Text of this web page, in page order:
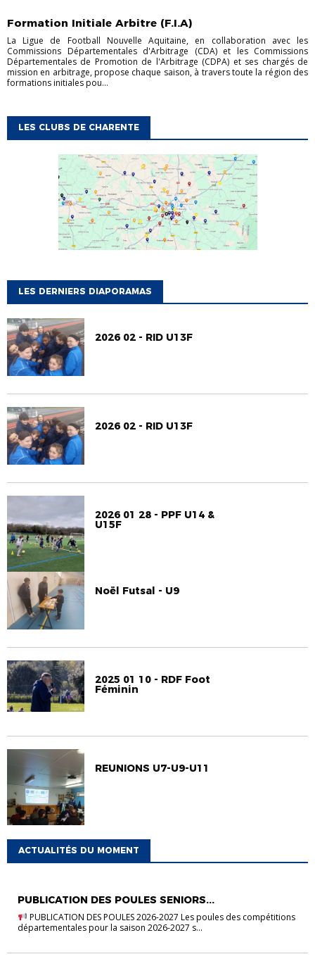
Formation Initiale Arbitre (F.I.A)
La Ligue de Football Nouvelle Aquitaine, en collaboration avec les
Commissions Départementales d'Arbitrage (CDA) et les Commissions
Départementales de Promotion de l'Arbitrage (CDPA) et ses chargés de
mission en arbitrage, propose chaque saison, à travers toute la région des
formations initiales pou...
LES CLUBS DE CHARENTE
LES DERNIERS DIAPORAMAS
2026 02 - RID U13F
2026 02 - RID U13F
2026 01 28 - PPF U14 &
U15F
Noël Futsal - U9
2025 01 10 - RDF Foot
Féminin
REUNIONS U7-U9-U11
ACTUALITÉS DU MOMENT
PUBLICATION DES POULES SENIORS...
PUBLICATION DES POULES 2026-2027 Les poules des compétitions
départementales pour la saison 2026-2027 s...